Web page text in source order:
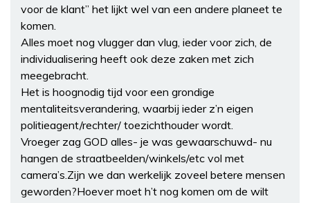
voor de klant” het lijkt wel van een andere planeet te
komen.
Alles moet nog vlugger dan vlug, ieder voor zich, de
individualisering heeft ook deze zaken met zich
meegebracht.
Het is hoognodig tijd voor een grondige
mentaliteitsverandering, waarbij ieder z’n eigen
politieagent/rechter/ toezichthouder wordt.
Vroeger zag GOD alles- je was gewaarschuwd- nu
hangen de straatbeelden/winkels/etc vol met
camera’s.Zijn we dan werkelijk zoveel betere mensen
geworden?Hoever moet h’t nog komen om de wilt